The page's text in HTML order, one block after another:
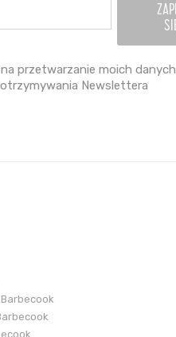
przetwarzanie moich danych
Newslettera